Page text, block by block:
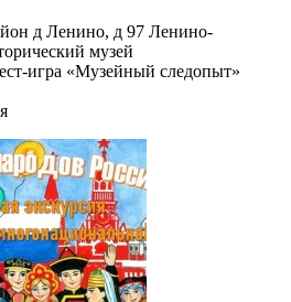
д Ленино, д 97 Ленино-
музей
игра «Музейный следопыт»